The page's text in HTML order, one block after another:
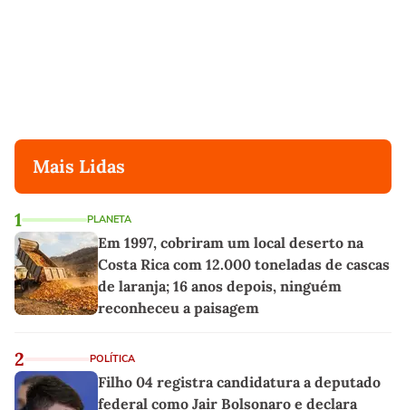
Mais Lidas
1 PLANETA
Em 1997, cobriram um local deserto na
Costa Rica com 12.000 toneladas de cascas
de laranja; 16 anos depois, ninguém
reconheceu a paisagem
2 POLÍTICA
Filho 04 registra candidatura a deputado
federal como Jair Bolsonaro e declara